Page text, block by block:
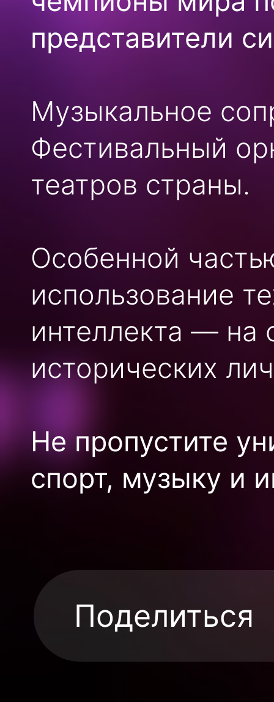
представители
Музыкальное
Фестивальный
театров страны.
Особенной
использование
интеллекта — на
исторических
Не пропустите
спорт, музыку и
Поделиться